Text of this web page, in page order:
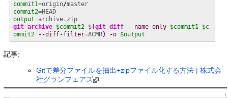
commit1=origin/
master
commit2
=HEAD
output
=archive.zip
git archive $commit2 $(git diff --name-only $commit1 $c
ommit2
--diff-filter=ACMR) -o $output
記事:
Gitで差分ファイルを抽出+zipファイル化する方法 | 株式会
社グランフェアズ
↑